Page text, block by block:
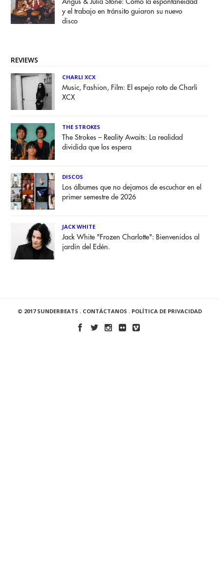
Angus & Julia Stone: Cómo la espontaneidad
y el trabajo en tránsito guiaron su nuevo
disco
REVIEWS
CHARLI XCX
Music, Fashion, Film: El espejo roto de Charli
XCX
THE STROKES
The Strokes – Reality Awaits: La realidad
dividida que los espera
DISCOS
Los álbumes que no dejamos de escuchar en el
primer semestre de 2026
JACK WHITE
Jack White "Frozen Charlotte": Bienvenidos al
jardín del Edén.
© 2017 SUNDERBEATS . CONTÁCTANOS . POLÍTICA DE PRIVACIDAD